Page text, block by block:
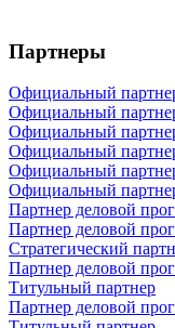
Партнеры
Официальный
Официальный
Официальный
Официальный
Официальный
Официальный
Партнер деловой
Партнер деловой
Стратегический
Партнер деловой
Титульный партнер
Партнер деловой